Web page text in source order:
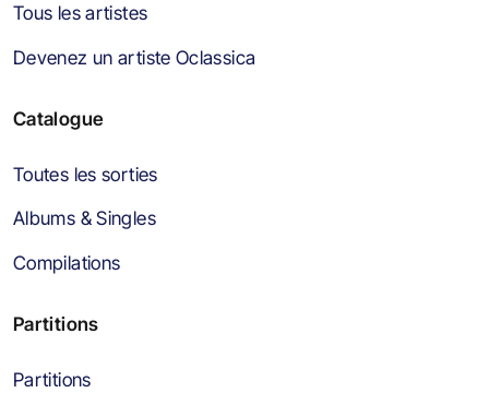
Tous les artistes
Devenez un artiste Oclassica
Catalogue
Toutes les sorties
Albums & Singles
Compilations
Partitions
Partitions